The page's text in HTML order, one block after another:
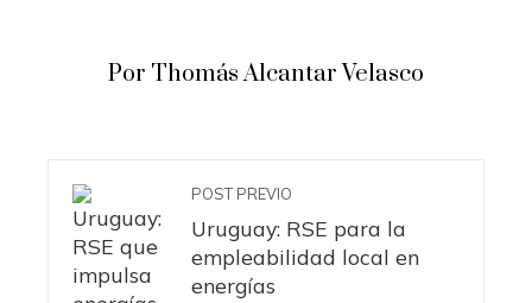
Por Thomás Alcantar Velasco
POST PREVIO
Uruguay: RSE para la
empleabilidad local en
energías